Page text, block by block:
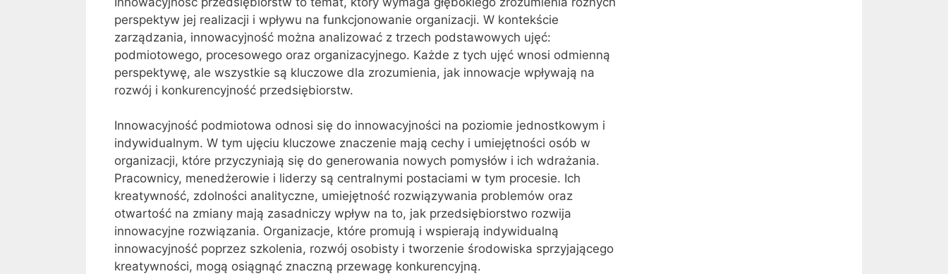
perspektyw jej realizacji i wpływu na funkcjonowanie organizacji. W kontekście
zarządzania, innowacyjność można analizować z trzech podstawowych ujęć:
podmiotowego, procesowego oraz organizacyjnego. Każde z tych ujęć wnosi odmienną
perspektywę, ale wszystkie są kluczowe dla zrozumienia, jak innowacje wpływają na
rozwój i konkurencyjność przedsiębiorstw.
Innowacyjność podmiotowa odnosi się do innowacyjności na poziomie jednostkowym i
indywidualnym. W tym ujęciu kluczowe znaczenie mają cechy i umiejętności osób w
organizacji, które przyczyniają się do generowania nowych pomysłów i ich wdrażania.
Pracownicy, menedżerowie i liderzy są centralnymi postaciami w tym procesie. Ich
kreatywność, zdolności analityczne, umiejętność rozwiązywania problemów oraz
otwartość na zmiany mają zasadniczy wpływ na to, jak przedsiębiorstwo rozwija
innowacyjne rozwiązania. Organizacje, które promują i wspierają indywidualną
innowacyjność poprzez szkolenia, rozwój osobisty i tworzenie środowiska sprzyjającego
kreatywności, mogą osiągnąć znaczną przewagę konkurencyjną.